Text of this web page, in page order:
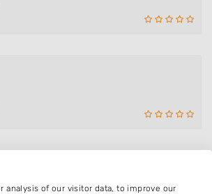
analysis of our visitor data, to improve our